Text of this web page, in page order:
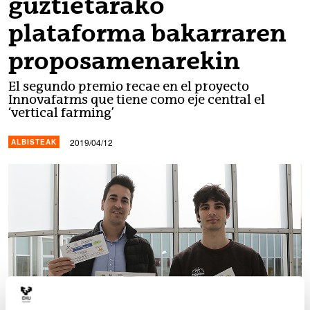
plataforma bakarraren
proposamenarekin
El segundo premio recae en el proyecto
Innovafarms que tiene como eje central el
‘vertical farming’
ALBISTEAK 2019/04/12